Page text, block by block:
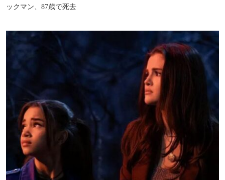
ックマン、87歳で死去